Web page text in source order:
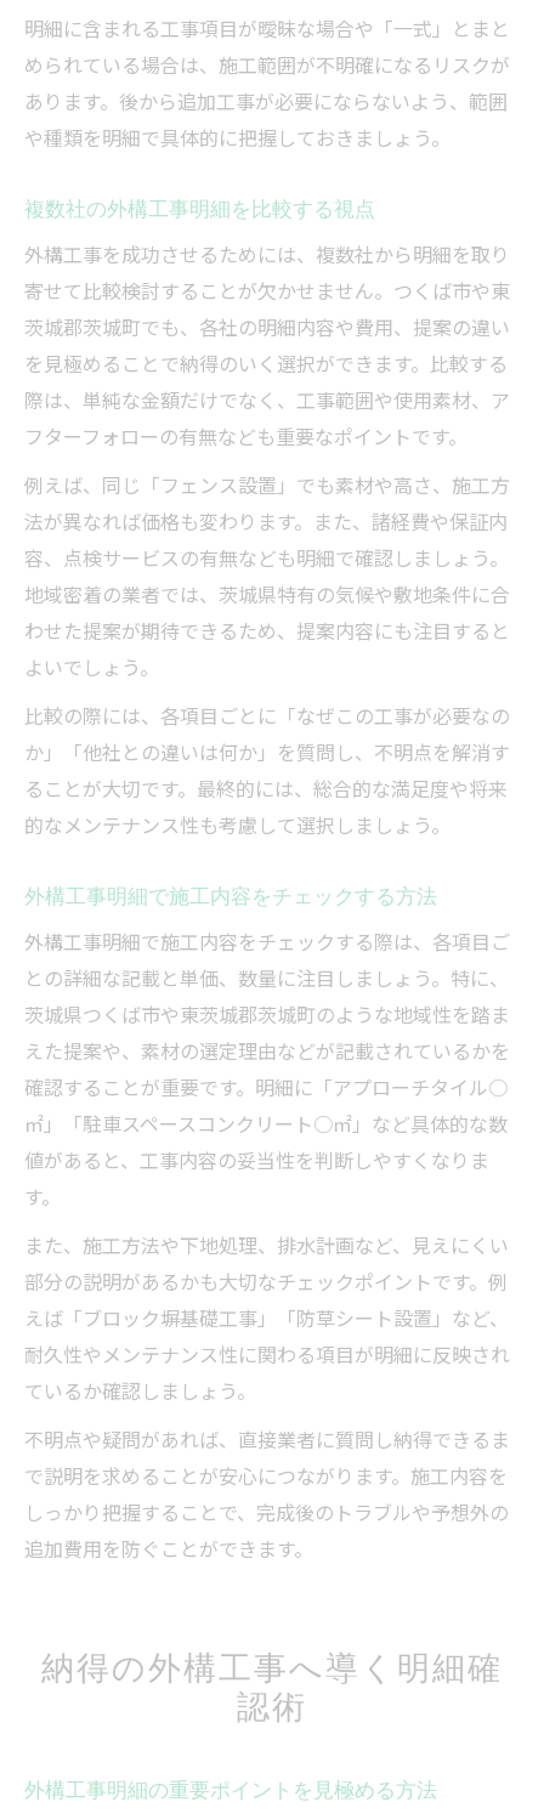
明細に含まれる工事項目が曖昧な場合や「一式」とまと
められている場合は、施工範囲が不明確になるリスクが
あります。後から追加工事が必要にならないよう、範囲
や種類を明細で具体的に把握しておきましょう。
複数社の外構工事明細を比較する視点
外構工事を成功させるためには、複数社から明細を取り
寄せて比較検討することが欠かせません。つくば市や東
茨城郡茨城町でも、各社の明細内容や費用、提案の違い
を見極めることで納得のいく選択ができます。比較する
際は、単純な金額だけでなく、工事範囲や使用素材、ア
フターフォローの有無なども重要なポイントです。
例えば、同じ「フェンス設置」でも素材や高さ、施工方
法が異なれば価格も変わります。また、諸経費や保証内
容、点検サービスの有無なども明細で確認しましょう。
地域密着の業者では、茨城県特有の気候や敷地条件に合
わせた提案が期待できるため、提案内容にも注目すると
よいでしょう。
比較の際には、各項目ごとに「なぜこの工事が必要なの
か」「他社との違いは何か」を質問し、不明点を解消す
ることが大切です。最終的には、総合的な満足度や将来
的なメンテナンス性も考慮して選択しましょう。
外構工事明細で施工内容をチェックする方法
外構工事明細で施工内容をチェックする際は、各項目ご
との詳細な記載と単価、数量に注目しましょう。特に、
茨城県つくば市や東茨城郡茨城町のような地域性を踏ま
えた提案や、素材の選定理由などが記載されているかを
確認することが重要です。明細に「アプローチタイル○
㎡」「駐車スペースコンクリート○㎡」など具体的な数
値があると、工事内容の妥当性を判断しやすくなりま
す。
また、施工方法や下地処理、排水計画など、見えにくい
部分の説明があるかも大切なチェックポイントです。例
えば「ブロック塀基礎工事」「防草シート設置」など、
耐久性やメンテナンス性に関わる項目が明細に反映され
ているか確認しましょう。
不明点や疑問があれば、直接業者に質問し納得できるま
で説明を求めることが安心につながります。施工内容を
しっかり把握することで、完成後のトラブルや予想外の
追加費用を防ぐことができます。
納得の外構工事へ導く明細確
認術
外構工事明細の重要ポイントを見極める方法